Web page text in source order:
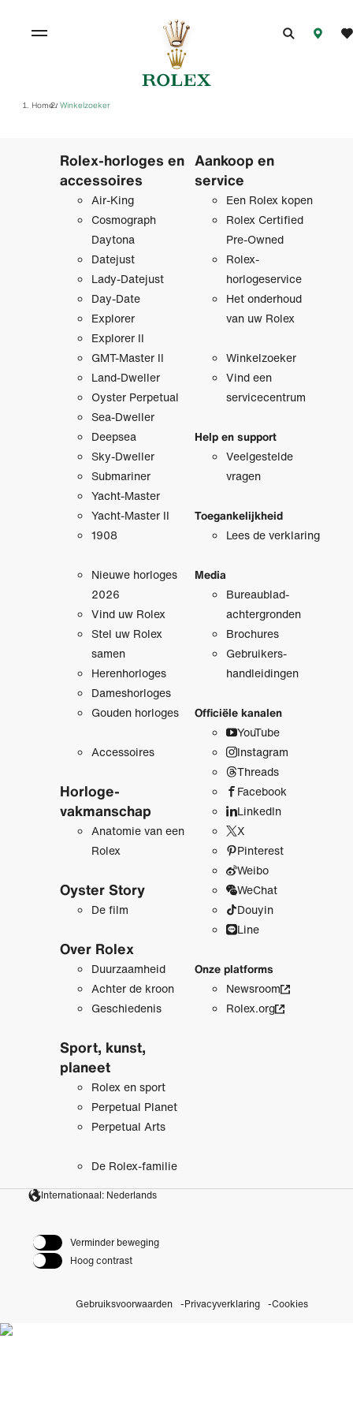
Home/ Winkelzoeker
Rolex-horloges en
accessoires
Air-King
Cosmograph
Daytona
Datejust
Lady-Datejust
Day-Date
Explorer
Explorer II
GMT-Master II
Land-Dweller
Oyster Perpetual
Sea-Dweller
Deepsea
Sky-Dweller
Submariner
Yacht-Master
Yacht-Master II
1908
Nieuwe horloges
2026
Vind uw Rolex
Stel uw Rolex
samen
Herenhorloges
Dameshorloges
Gouden horloges
Accessoires
Horloge­
vakmanschap
Anatomie van een
Rolex
Oyster Story
De film
Over Rolex
Duurzaamheid
Achter de kroon
Geschiedenis
Sport, kunst,
planeet
Rolex en sport
Perpetual Planet
Perpetual Arts
De Rolex-familie
Aankoop en
service
Een Rolex kopen
Rolex Certified
Pre‑Owned
Rolex-
horlogeservice
Het onderhoud
van uw Rolex
Winkelzoeker
Vind een
servicecentrum
Help en support
Veelgestelde
vragen
Toegankelijkheid
Lees de verklaring
Media
Bureaublad­
achtergronden
Brochures
Gebruikers­
handleidingen
Officiële kanalen
YouTube
Instagram
Threads
Facebook
LinkedIn
X
Pinterest
Weibo
WeChat
Douyin
Line
Onze platforms
Newsroom
Rolex.org
Internationaal: Nederlands
Verminder beweging
Hoog contrast
Gebruiksvoorwaarden Privacyverklaring Cookies